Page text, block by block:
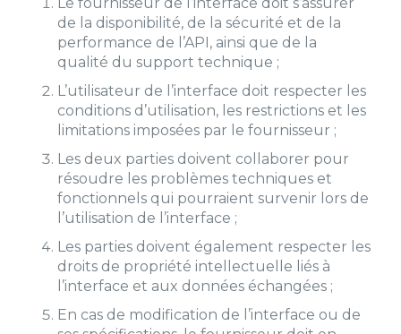
de la disponibilité, de la sécurité et de la
performance de l’API, ainsi que de la
qualité du support technique ;
L’utilisateur de l’interface doit respecter les
conditions d’utilisation, les restrictions et les
limitations imposées par le fournisseur ;
Les deux parties doivent collaborer pour
résoudre les problèmes techniques et
fonctionnels qui pourraient survenir lors de
l’utilisation de l’interface ;
Les parties doivent également respecter les
droits de propriété intellectuelle liés à
l’interface et aux données échangées ;
En cas de modification de l’interface ou de